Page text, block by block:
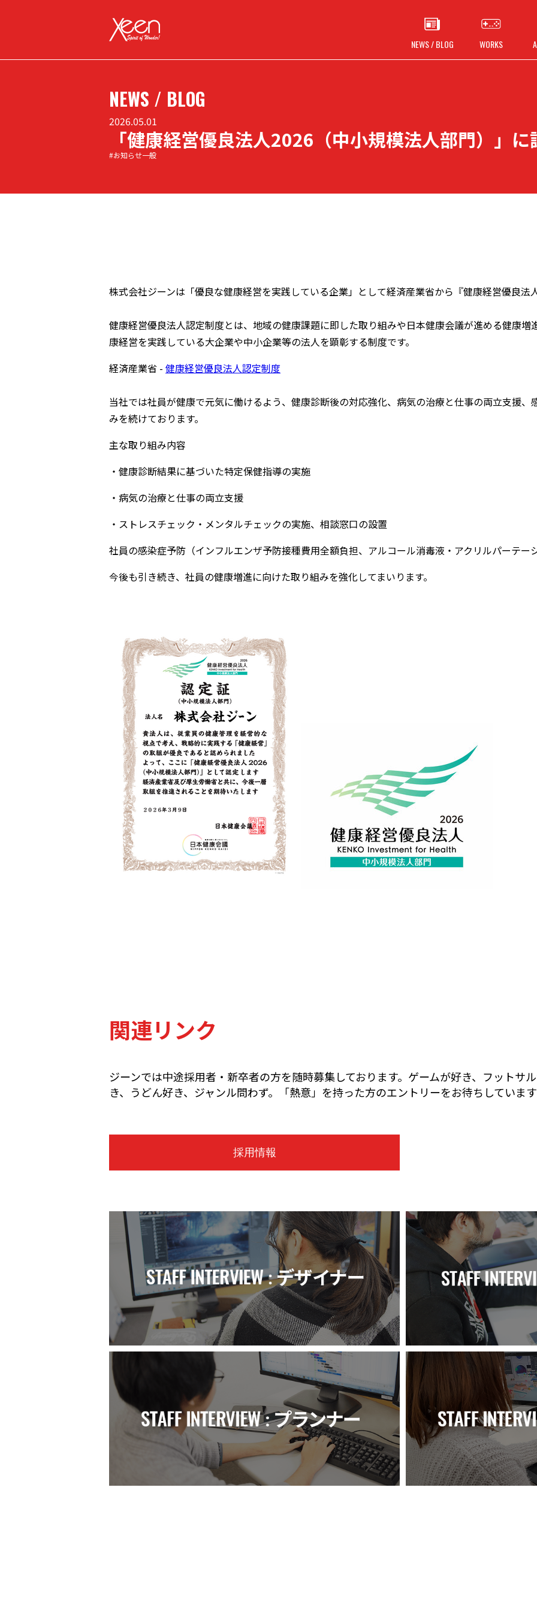
NEWS / BLOG WORKS
NEWS / BLOG
2026.05.01
「健康経営優良法人2026（中小規模法人部門）」
#お知らせ一般
株式会社ジーンは「優良な健康経営を実践している企業」として経済産業省から『健康経営優良法
健康経営優良法人認定制度とは、地域の健康課題に即した取り組みや日本健康会議が進める健康増
康経営を実践している大企業や中小企業等の法人を顕彰する制度です。
経済産業省 - 健康経営優良法人認定制度
当社では社員が健康で元気に働けるよう、健康診断後の対応強化、病気の治療と仕事の両立支援、
みを続けております。
主な取り組み内容
・健康診断結果に基づいた特定保健指導の実施
・病気の治療と仕事の両立支援
・ストレスチェック・メンタルチェックの実施、相談窓口の設置
社員の感染症予防（インフルエンザ予防接種費用全額負担、アルコール消毒液・アクリルパーテー
今後も引き続き、社員の健康増進に向けた取り組みを強化してまいります。
関連リンク
ジーンでは中途採用者・新卒者の方を随時募集しております。ゲームが好き、フットサ
き、うどん好き、ジャンル問わず。「熱意」を持った方のエントリーをお待ちしています
採用情報